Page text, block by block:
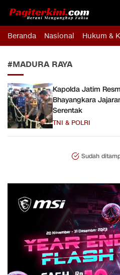
Pagiterkini.com
Berani Mengungkap Fakta
Beranda Nasional Hukum &
#MADURA RAYA
Kapolda Jatim
Bhayangkara
Serentak
TNI & POLRI
Sudah